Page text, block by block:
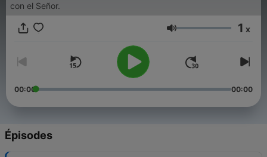
con el Señor.
Volume 1 x
00:00 00:00
Épisodes